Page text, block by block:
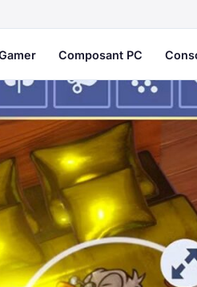
Composant PC